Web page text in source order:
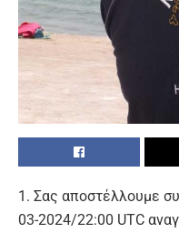
1. Σας αποστέλλουμε
03-2024/22:00 UTC